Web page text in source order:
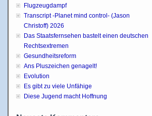
Flugzeugdampf
Transcript -Planet mind control- (Jason
Christoff) 2026
Das Staatsfernsehen bastelt einen deutschen
Rechtsextremen
Gesundheitsreform
Ans Pluszeichen genagelt!
Evolution
Es gibt zu viele Unfähige
Diese Jugend macht Hoffnung